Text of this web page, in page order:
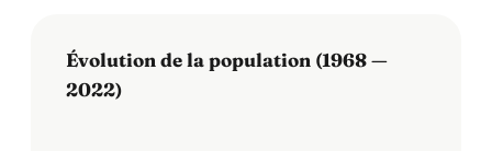
Évolution de la population (1968 —
2022)